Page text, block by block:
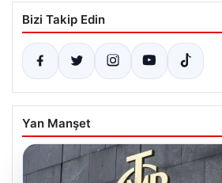
Bizi Takip Edin
Yan Manşet